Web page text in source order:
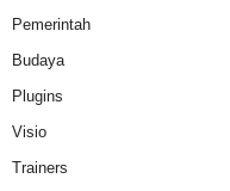
Pemerintah
Budaya
Plugins
Visio
Trainers